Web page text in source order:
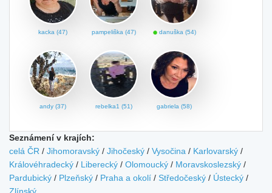
kacka (47) pampeliška (47) danuška (54)
andy (37) rebelka1 (51) gabriela (58)
Seznámení v krajích:
celá ČR / Jihomoravský / Jihočeský / Vysočina / Karlovarský /
Královéhradecký / Liberecký / Olomoucký / Moravskoslezský /
Pardubický / Plzeňský / Praha a okolí / Středočeský / Ústecký /